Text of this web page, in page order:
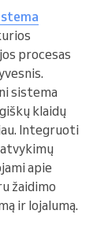
procesas
sistema
klaidų
Integruoti
apie
žaidimo
ir lojalumą.